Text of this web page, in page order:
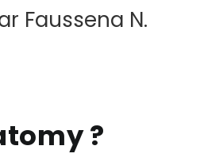
Faussena N.
?